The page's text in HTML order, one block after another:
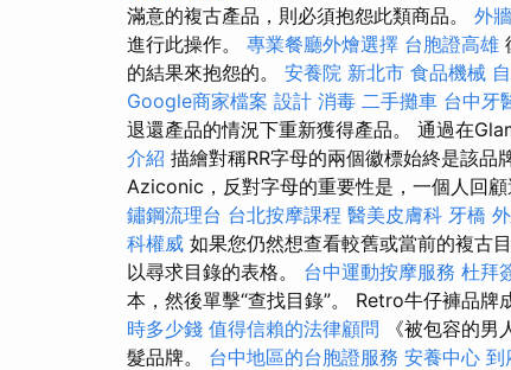
滿意的複古產品，則必須抱怨此類商品。 外
進行此操作。 專業餐廳外燴選擇 台胞證高雄
的結果來抱怨的。 安養院 新北市 食品機械
Google商家檔案 設計 消毒 二手攤車 台中牙
退還產品的情況下重新獲得產品。 通過在
介紹 描繪對稱RR字母的兩個徽標始終是該品
Aziconic，反對字母的重要性是，一個人回
鏽鋼流理台 台北按摩課程 醫美皮膚科 牙橋
科權威 如果您仍然想查看較舊或當前的複古
以尋求目錄的表格。 台中運動按摩服務 杜拜
本，然後單擊“查找目錄”。 Retro牛仔褲品牌
時多少錢 值得信賴的法律顧問 《被包容的
髮品牌。 台中地區的台胞證服務 安養中心 到